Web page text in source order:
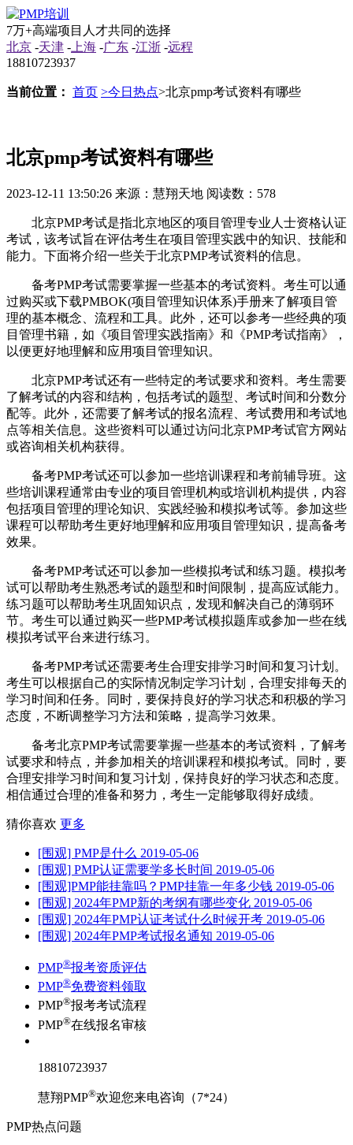
7万+高端项目人才共同的选择
北京 -天津 - 上海 -广东 -江浙 -远程
18810723937
当前位置： 首页 >今日热点>北京pmp考试资料有哪些
北京pmp考试资料有哪些
2023-12-11 13:50:26 来源：慧翔天地 阅读数：578
北京PMP考试是指北京地区的项目管理专业人士资格认证
考试，该考试旨在评估考生在项目管理实践中的知识、技能和
能力。下面将介绍一些关于北京PMP考试资料的信息。
备考PMP考试需要掌握一些基本的考试资料。考生可以通
过购买或下载PMBOK(项目管理知识体系)手册来了解项目管
理的基本概念、流程和工具。此外，还可以参考一些经典的项
目管理书籍，如《项目管理实践指南》和《PMP考试指南》，
以便更好地理解和应用项目管理知识。
北京PMP考试还有一些特定的考试要求和资料。考生需要
了解考试的内容和结构，包括考试的题型、考试时间和分数分
配等。此外，还需要了解考试的报名流程、考试费用和考试地
点等相关信息。这些资料可以通过访问北京PMP考试官方网站
或咨询相关机构获得。
备考PMP考试还可以参加一些培训课程和考前辅导班。这
些培训课程通常由专业的项目管理机构或培训机构提供，内容
包括项目管理的理论知识、实践经验和模拟考试等。参加这些
课程可以帮助考生更好地理解和应用项目管理知识，提高备考
效果。
备考PMP考试还可以参加一些模拟考试和练习题。模拟考
试可以帮助考生熟悉考试的题型和时间限制，提高应试能力。
练习题可以帮助考生巩固知识点，发现和解决自己的薄弱环
节。考生可以通过购买一些PMP考试模拟题库或参加一些在线
模拟考试平台来进行练习。
备考PMP考试还需要考生合理安排学习时间和复习计划。
考生可以根据自己的实际情况制定学习计划，合理安排每天的
学习时间和任务。同时，要保持良好的学习状态和积极的学习
态度，不断调整学习方法和策略，提高学习效果。
备考北京PMP考试需要掌握一些基本的考试资料，了解考
试要求和特点，并参加相关的培训课程和模拟考试。同时，要
合理安排学习时间和复习计划，保持良好的学习状态和态度。
相信通过合理的准备和努力，考生一定能够取得好成绩。
猜你喜欢 更多
[围观] PMP是什么 2019-05-06
[围观] PMP认证需要学多长时间 2019-05-06
[围观]PMP能挂靠吗？PMP挂靠一年多少钱 2019-05-06
[围观] 2024年PMP新的考纲有哪些变化 2019-05-06
[围观] 2024年PMP认证考试什么时候开考 2019-05-06
[围观] 2024年PMP考试报名通知 2019-05-06
PMP®报考资质评估
PMP®免费资料领取
PMP®报考考试流程
PMP®在线报名审核
18810723937
慧翔PMP®欢迎您来电咨询（7*24）
PMP热点问题